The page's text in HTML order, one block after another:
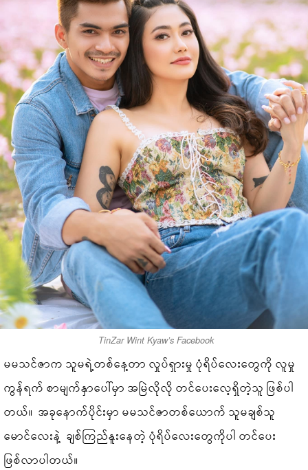
TinZar Wint Kyaw’s Facebook
မမသင်ဇာက သူမရဲ့တစ်နေ့တာ လှုပ်ရှားမှု ပုံရိပ်လေးတွေကို လူမှု
ကွန်ရက် စာမျက်နှာပေါ်မှာ အမြဲလိုလို တင်ပေးလေ့ရှိတဲ့သူ ဖြစ်ပါ
တယ်။ အခုနောက်ပိုင်းမှာ မမသင်ဇာတစ်ယောက် သူမချစ်သူ
မောင်လေးနဲ့ ချစ်ကြည်နူးနေတဲ့ ပုံရိပ်လေးတွေကိုပါ တင်ပေး
ဖြစ်လာပါတယ်။